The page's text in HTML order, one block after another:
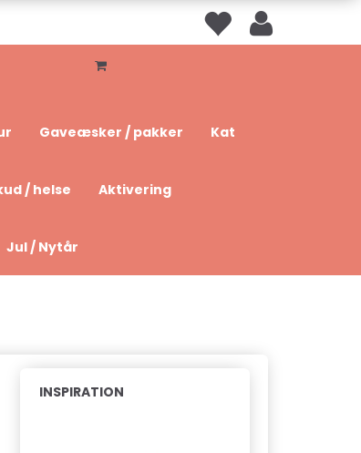
Gaveæsker / pakker Kat
/ helse Aktivering
Jul / Nytår
INSPIRATION